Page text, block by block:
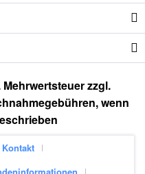
zzgl.
wenn
Kontakt